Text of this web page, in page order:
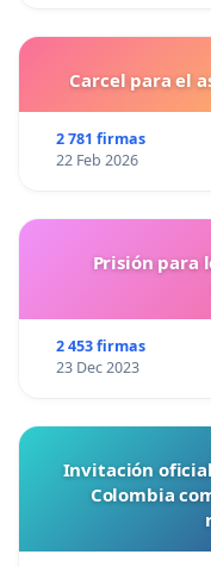
Carcel para el
2 781 firmas
22 Feb 2026
Prisión para
2 453 firmas
23 Dec 2023
Invitación
Colombia